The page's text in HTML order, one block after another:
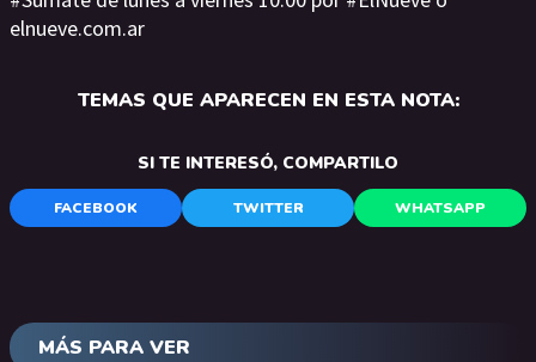
elnueve.com.ar
TEMAS QUE APARECEN EN ESTA NOTA:
SI TE INTERESÓ, COMPARTILO
FACEBOOK TWITTER WHATSAPP
MÁS PARA VER